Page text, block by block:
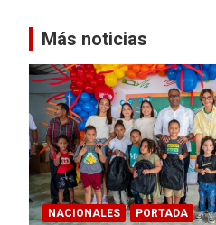
Más noticias
NACIONALES PORTADA